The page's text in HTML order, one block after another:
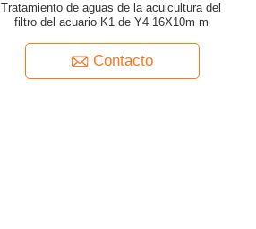
Tratamiento de aguas de la acuicultura del
filtro del acuario K1 de Y4 16X10m m
Contacto